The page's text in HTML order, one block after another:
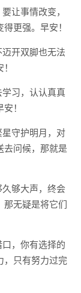
让事情改变，
更强。早安！
开双脚也无法
习，认认真真
！
守护明月，对
去问候，那就是
够大声，终会
那无疑是将它们
，你有选择的
，只有努力过完